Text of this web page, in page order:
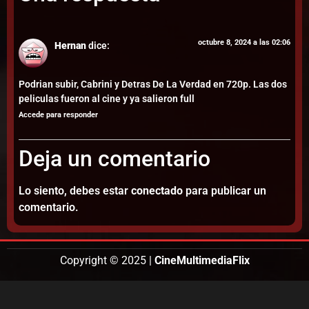
Hernandice: octubre 8, 2024 a las 02:06
Podrian subir, Cabrini y Detras De La Verdad en 720p. Las dos
peliculas fueron al cine y ya salieron full
Accede para responder
Deja un comentario
Lo siento, debes estar conectado para publicar un
comentario.
Copyright © 2025 | CineMultimediaFlix